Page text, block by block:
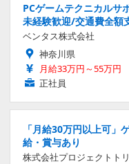
PCゲームテクニカルサ
未経験歓迎/交通費全額
ベンタス株式会社
神奈川県
月給33万円～55万円
正社員
「月給30万円以上可
給・賞与あり
株式会社プロジェクトト